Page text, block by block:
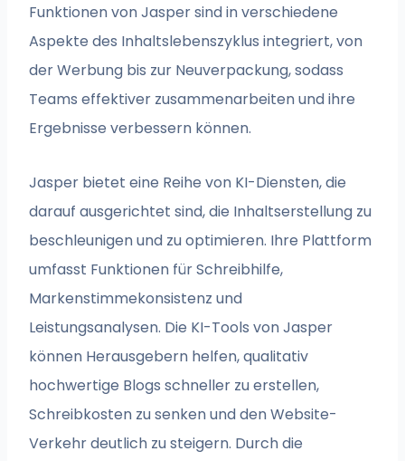
Funktionen von Jasper sind in verschiedene
Aspekte des Inhaltslebenszyklus integriert, von
der Werbung bis zur Neuverpackung, sodass
Teams effektiver zusammenarbeiten und ihre
Ergebnisse verbessern können.
Jasper bietet eine Reihe von KI-Diensten, die
darauf ausgerichtet sind, die Inhaltserstellung zu
beschleunigen und zu optimieren. Ihre Plattform
umfasst Funktionen für Schreibhilfe,
Markenstimmekonsistenz und
Leistungsanalysen. Die KI-Tools von Jasper
können Herausgebern helfen, qualitativ
hochwertige Blogs schneller zu erstellen,
Schreibkosten zu senken und den Website-
Verkehr deutlich zu steigern. Durch die